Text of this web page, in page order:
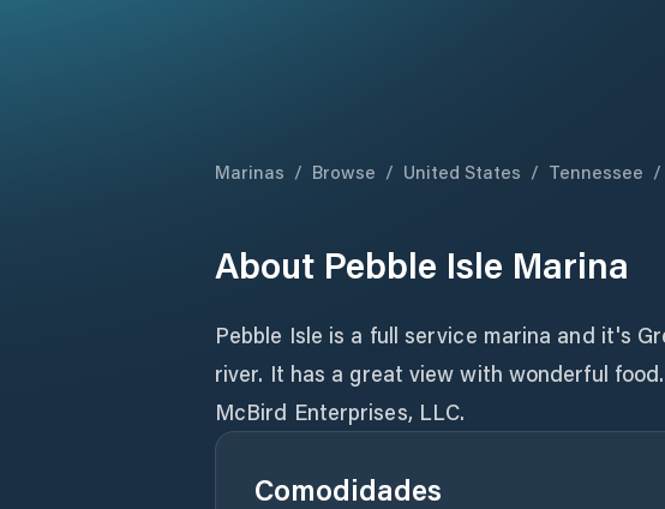
Marinas / Browse / United States / Tennessee /
About Pebble Isle Marina
Pebble Isle is a full service marina and it's
river. It has a great view with wonderful
McBird Enterprises, LLC.
Comodidades